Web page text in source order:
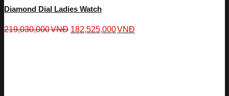
Diamond Dial Ladies Watch
219,030,000VNĐ 182,525,000VNĐ